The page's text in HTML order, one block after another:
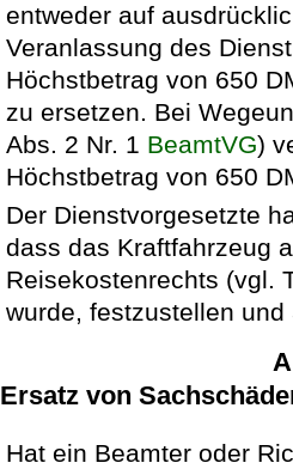
entweder auf
Veranlassung des
Höchstbetrag von 650
zu ersetzen. Bei
Abs. 2 Nr. 1 BeamtVG)
Höchstbetrag von 650
Der Dienstvorgesetzte
dass das Kraftfahrzeug
Reisekostenrechts (vgl.
wurde, festzustellen
Ersatz von
Hat ein Beamter oder